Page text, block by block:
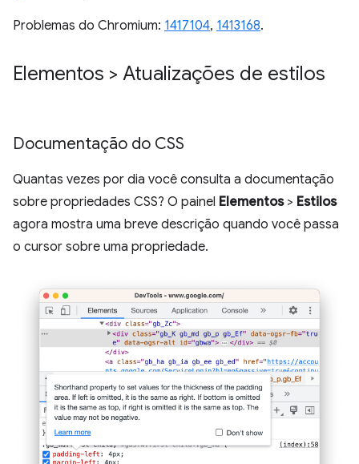
Problemas do Chromium: 1417104, 1413168.
Elementos > Atualizações de estilos
Documentação do CSS
Quantas vezes por dia você consulta a documentação
sobre propriedades CSS? O painel Elementos> Estilos
agora mostra uma breve descrição quando você passa
o cursor sobre uma propriedade.